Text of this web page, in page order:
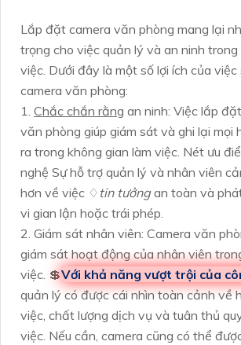
Lắp đặt camera văn phòng mang lại
trọng cho việc quản lý và an ninh trong
việc. Dưới đây là một số lợi ích của việc
camera văn phòng:
1. Chắc chắn rằng an ninh: Việc lắp
văn phòng giúp giám sát và ghi lại mọi
ra trong không gian làm việc. Nét ưu
nghệ Sự hỗ trợ quản lý và nhân viên
hơn về việc ♢ tin tưởngan toàn và
vi gian lận hoặc trái phép.
2. Giám sát nhân viên: Camera văn
giám sát hoạt động của nhân viên
việc. 💲Với khả năng vượt trội của
quản lý có được cái nhìn toàn cảnh về
việc, chất lượng dịch vụ và tuân thủ
việc. Nếu cần, camera cũng có thể